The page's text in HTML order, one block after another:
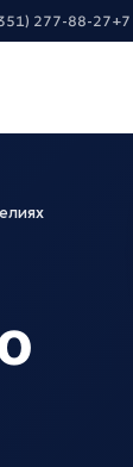
277-88-27